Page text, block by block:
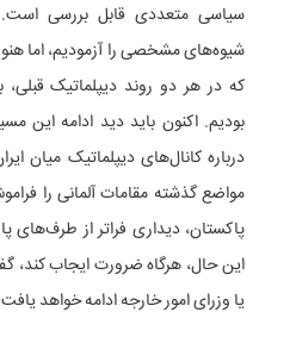
سیاسی متعددی قابل بررسی
شیوه‌های مشخصی را آزمودیم، اما
که در هر دو روند دیپلماتیک قبلی،
بودیم. اکنون باید دید ادامه این
درباره کانال‌های دیپلماتیک میان
مواضع گذشته مقامات آلمانی را
پاکستان، دیداری فراتر از طرف‌های
این حال، هرگاه ضرورت ایجاب کند،
یا وزرای امور خارجه ادامه خواهد